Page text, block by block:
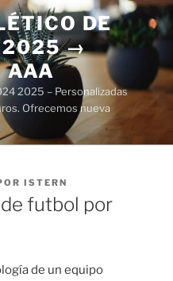
DE
2025 →
AAA
2025 – Personalizadas
Ofrecemos nueva
ISTERN
futbol por
de un equipo